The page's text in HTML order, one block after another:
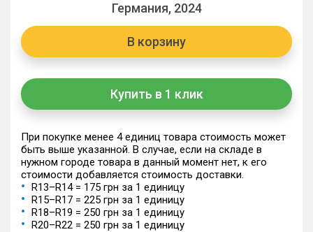
Германия, 2024
В корзину
Купить в 1 клик
При покупке менее 4 единиц товара стоимость может
быть выше указанной. В случае, если на складе в
нужном городе товара в данный момент нет, к его
стоимости добавляется стоимость доставки.
R13–R14 = 175 грн за 1 единицу
R15–R17 = 225 грн за 1 единицу
R18–R19 = 250 грн за 1 единицу
R20–R22 = 250 грн за 1 единицу